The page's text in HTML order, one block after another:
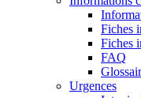
Fiches
Fiches
FAQ
Urgences